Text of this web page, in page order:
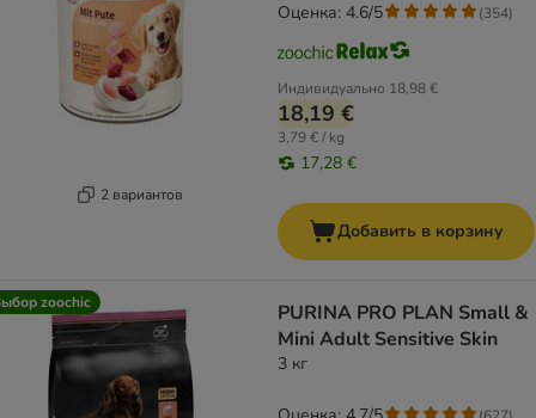
2 вариантов
Индивидуально 18,98 €
18,19 €
3,79 € / kg
17,28 €
Оценка: 4.6/5 (354)
Добавить в корзину
zoochic
PURINA PRO PLAN Small &
Mini Adult Sensitive Skin
3 кг